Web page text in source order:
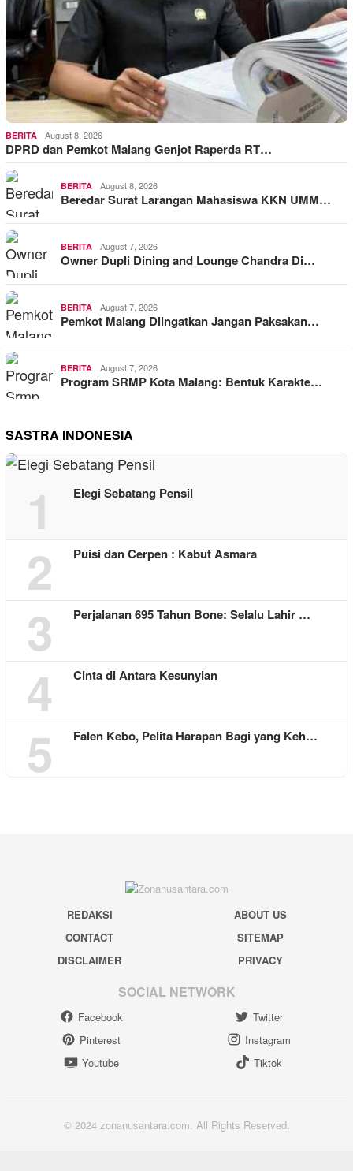
BERITA August 8, 2026
DPRD dan Pemkot Malang Genjot Raperda RT…
BERITA August 8, 2026
Beredar Surat Larangan Mahasiswa KKN UMM…
BERITA August 7, 2026
Owner Dupli Dining and Lounge Chandra Di…
BERITA August 7, 2026
Pemkot Malang Diingatkan Jangan Paksakan…
BERITA August 7, 2026
Program SRMP Kota Malang: Bentuk Karakte…
SASTRA INDONESIA
1 Elegi Sebatang Pensil
2 Puisi dan Cerpen : Kabut Asmara
3 Perjalanan 695 Tahun Bone: Selalu Lahir …
4 Cinta di Antara Kesunyian
5 Falen Kebo, Pelita Harapan Bagi yang Keh…
REDAKSI
ABOUT US
CONTACT
SITEMAP
DISCLAIMER
PRIVACY
SOCIAL NETWORK
Facebook
Twitter
Pinterest
Instagram
Youtube
Tiktok
© 2024 zonanusantara.com. All Rights Reserved.